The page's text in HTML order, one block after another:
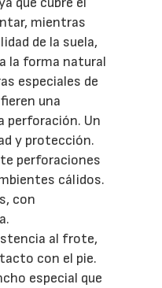
mientras
de la suela,
la forma natural
especiales de
una
perforación. Un
y protección.
perforaciones
cálidos.
con
al frote,
con el pie.
especial que